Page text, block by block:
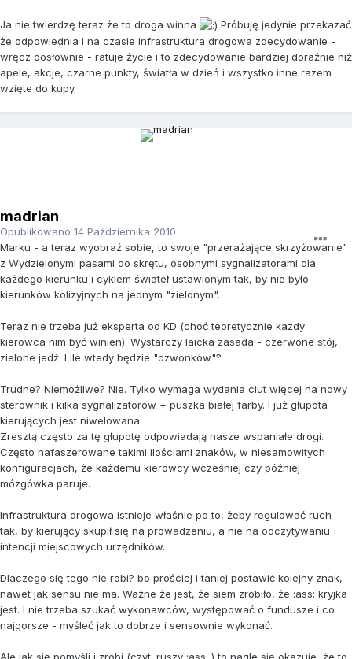
Ja nie twierdzę teraz że to droga winna
Próbuję jedynie przekazać
że odpowiednia i na czasie infrastruktura drogowa zdecydowanie -
wręcz dosłownie - ratuje życie i to zdecydowanie bardziej doraźnie niż
apele, akcje, czarne punkty, światła w dzień i wszystko inne razem
wzięte do kupy.
madrian
Opublikowano 14 Października 2010
Marku - a teraz wyobraź sobie, to swoje "przerażające skrzyżowanie"
z Wydzielonymi pasami do skrętu, osobnymi sygnalizatorami dla
każdego kierunku i cyklem świateł ustawionym tak, by nie było
kierunków kolizyjnych na jednym "zielonym".
Teraz nie trzeba już eksperta od KD (choć teoretycznie kazdy
kierowca nim być winien). Wystarczy laicka zasada - czerwone stój,
zielone jedź. I ile wtedy będzie "dzwonków"?
Trudne? Niemożliwe? Nie. Tylko wymaga wydania ciut więcej na nowy
sterownik i kilka sygnalizatorów + puszka białej farby. I już głupota
kierujących jest niwelowana.
Zresztą często za tę głupotę odpowiadają nasze wspaniałe drogi.
Często nafaszerowane takimi ilościami znaków, w niesamowitych
konfiguracjach, że każdemu kierowcy wcześniej czy później
mózgówka paruje.
Infrastruktura drogowa istnieje właśnie po to, żeby regulować ruch
tak, by kierujący skupił się na prowadzeniu, a nie na odczytywaniu
intencji miejscowych urzędników.
Dlaczego się tego nie robi? bo prościej i taniej postawić kolejny znak,
nawet jak sensu nie ma. Ważne że jest, że siem zrobiło, że :ass: kryjka
jest. I nie trzeba szukać wykonawców, występować o fundusze i co
najgorsze - myśleć jak to dobrze i sensownie wykonać.